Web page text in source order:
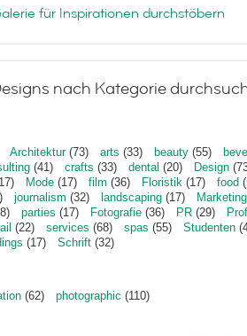
für Inspirationen durchstöbern
nach Kategorie
Architektur(73) arts (33) beauty (55)
(41) crafts (33) dental (20) Design
Mode (17) film (36) Floristik (17) food
journalism (32) landscaping (17)
Marketing
parties (17) Fotografie (36) PR (29)
(22) services (68) spas (55) Studenten
(17) Schrift (32)
(62) photographic (110)